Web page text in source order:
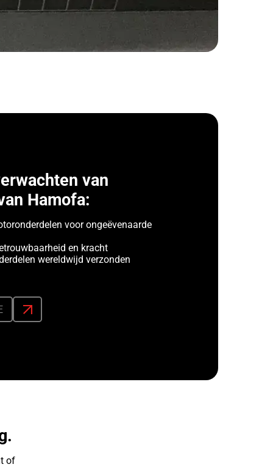
van
Hamofa:
voor ongeëvenaarde
en kracht
wereldwijd verzonden
of